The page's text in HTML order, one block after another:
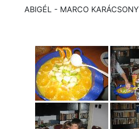
ABIGÉL - MARCO KARÁCSONY